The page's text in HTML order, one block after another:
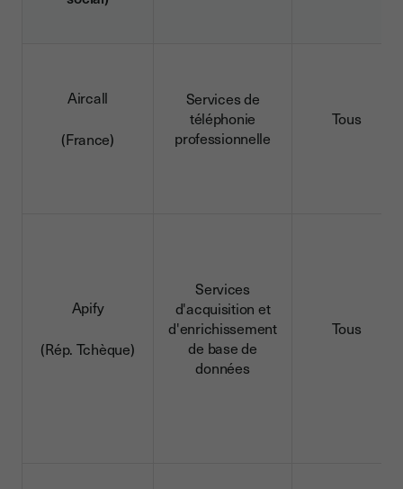
Aircall
(France)
Services de
téléphonie
professionnelle
Tous
Apify
(Rép. Tchèque)
Services
d'acquisition et
d'enrichissement
de base de
données
Tous